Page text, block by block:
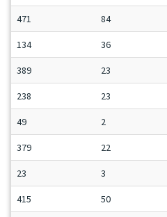
471 84
134 36
389 23
238 23
49 2
379 22
23 3
415 50